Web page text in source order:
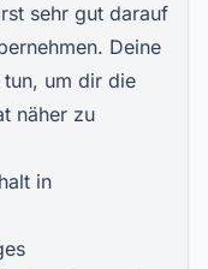
sehr gut darauf
Deine
um dir die
näher zu
in